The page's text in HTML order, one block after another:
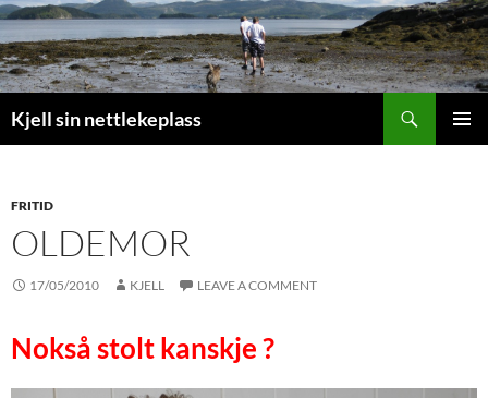
Kjell sin nettlekeplass
FRITID
OLDEMOR
17/05/2010 KJELL LEAVE A COMMENT
Nokså stolt kanskje ?